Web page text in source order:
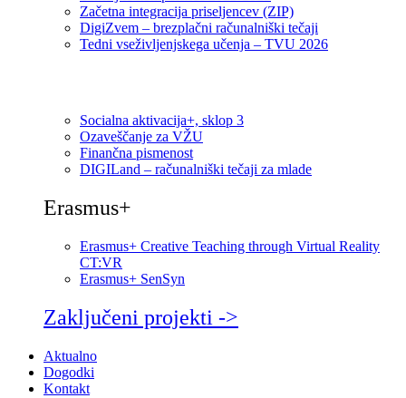
Začetna integracija priseljencev (ZIP)
DigiZvem – brezplačni računalniški tečaji
Tedni vseživljenjskega učenja – TVU 2026
Socialna aktivacija+, sklop 3
Ozaveščanje za VŽU
Finančna pismenost
DIGILand – računalniški tečaji za mlade
Erasmus+
Erasmus+ Creative Teaching through Virtual Reality
CT:VR
Erasmus+ SenSyn
Zaključeni projekti ->
Aktualno
Dogodki
Kontakt